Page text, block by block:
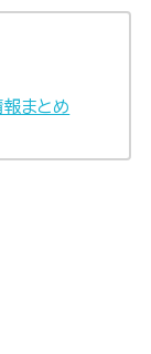
まとめ